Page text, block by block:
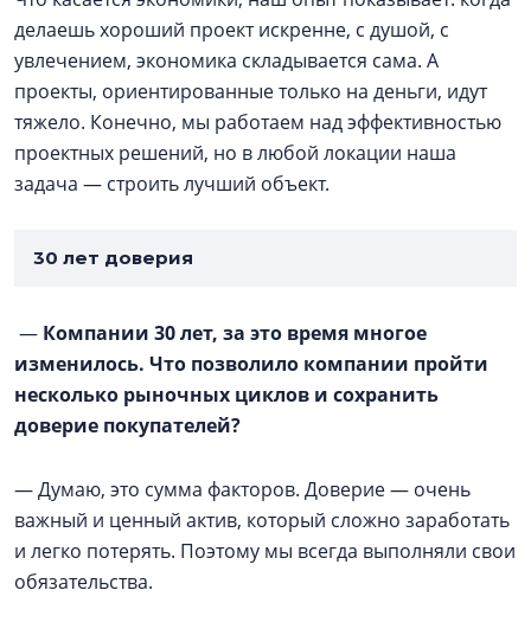
делаешь хороший проект искренне, с душой, с
увлечением, экономика складывается сама. А
проекты, ориентированные только на деньги, идут
тяжело. Конечно, мы работаем над эффективностью
проектных решений, но в любой локации наша
задача — строить лучший объект.
30 лет доверия
— Компании 30 лет, за это время многое
изменилось. Что позволило компании пройти
несколько рыночных циклов и сохранить
доверие покупателей?
— Думаю, это сумма факторов. Доверие — очень
важный и ценный актив, который сложно заработать
и легко потерять. Поэтому мы всегда выполняли свои
обязательства.